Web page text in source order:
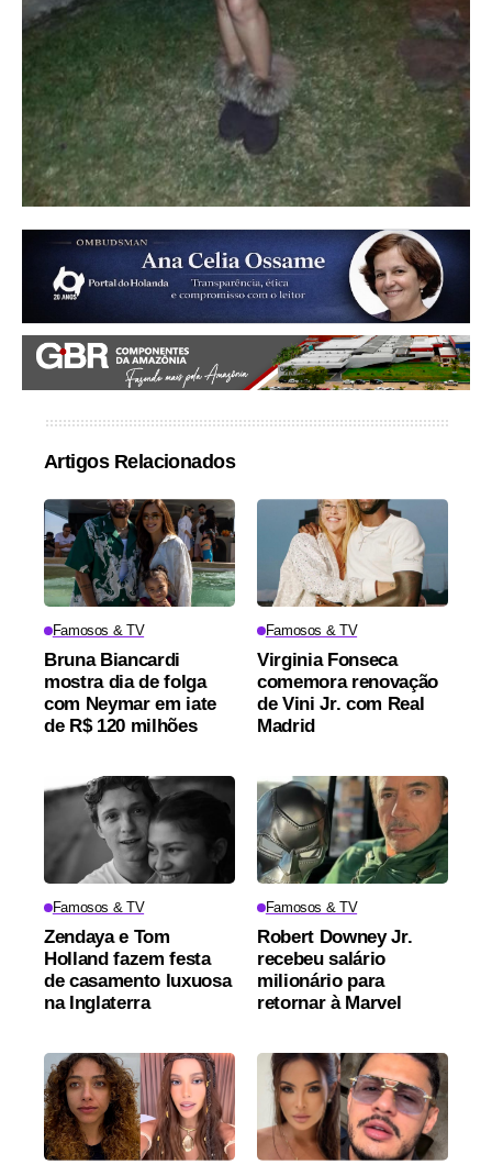
Artigos Relacionados
Famosos & TV
Bruna Biancardi
mostra dia de folga
com Neymar em iate
de R$ 120 milhões
Famosos & TV
Virginia Fonseca
comemora renovação
de Vini Jr. com Real
Madrid
Famosos & TV
Zendaya e Tom
Holland fazem festa
de casamento luxuosa
na Inglaterra
Famosos & TV
Robert Downey Jr.
recebeu salário
milionário para
retornar à Marvel